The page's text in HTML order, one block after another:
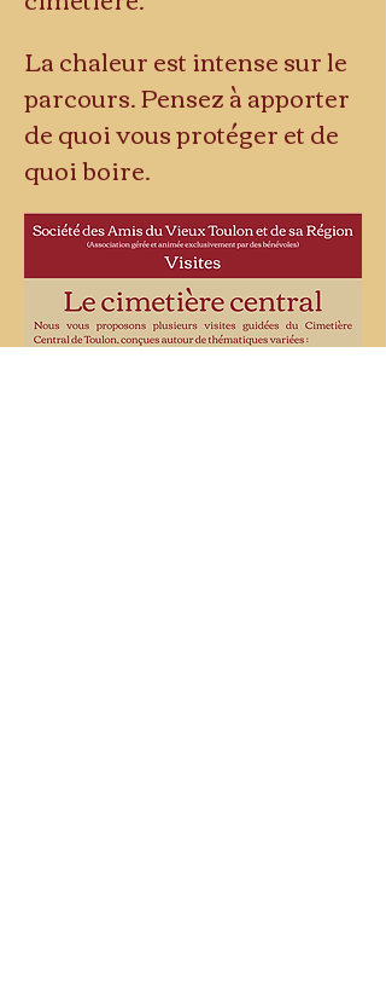
La chaleur est intense sur le
parcours. Pensez à apporter
de quoi vous protéger et de
quoi boire.